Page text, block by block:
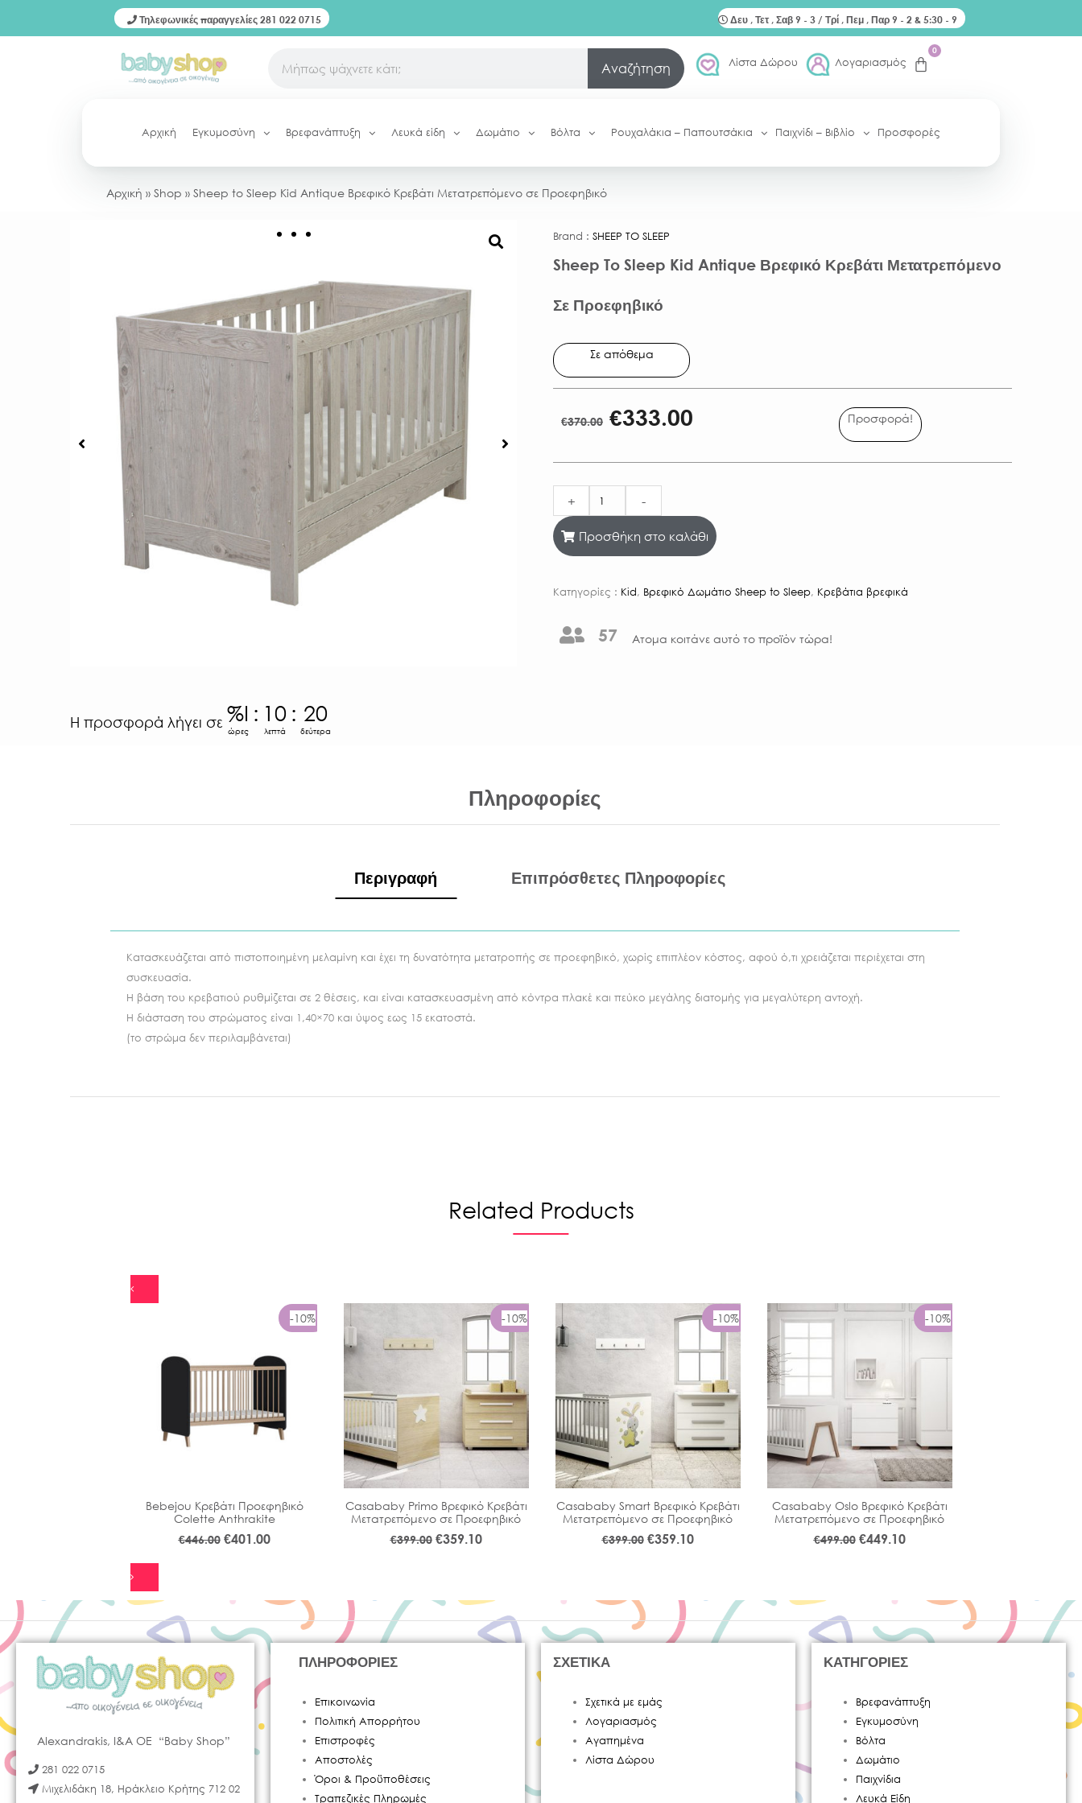
Τηλεφωνικές παραγγελίες 281 022 0715 Δευ , Τετ , Σαβ 9 - 3 / Τρί , Πεμ , Παρ 9 - 2 & 5:30 - 9
Αναζήτηση Λίστα Δώρου Λογαριασμός
0
Αρχική Εγκυμοσύνη Βρεφανάπτυξη Λευκά είδη Δωμάτιο Βόλτα Ρουχαλάκια – Παπουτσάκια Παιχνίδι – Βιβλίο Προσφορές
Αρχική » Shop » Sheep to Sleep Kid Antique Βρεφικό Κρεβάτι Μετατρεπόμενο σε Προεφηβικό
Η προσφορά λήγει σε %I
ώρες
: 10
λεπτά
: 19
δεύτερα
Brand : SHEEP TO SLEEP
Sheep To Sleep Kid Antique Βρεφικό Κρεβάτι Μετατρεπόμενο
Σε Προεφηβικό
Σε απόθεμα
€370.00 €333.00 Προσφορά!
+ -
Προσθήκη στο καλάθι
Κατηγορίες : Kid, Βρεφικό Δωμάτιο Sheep to Sleep, Κρεβάτια βρεφικά
57 Aτομα κοιτάνε αυτό το προϊόν τώρα!
Πληροφορίες
Περιγραφή Επιπρόσθετες Πληροφορίες
Κατασκευάζεται από πιστοποιημένη μελαμίνη και έχει τη δυνατότητα μετατροπής σε προεφηβικό, χωρίς επιπλέον κόστος, αφού ό,τι χρειάζεται περιέχεται στη
συσκευασία.
Η βάση του κρεβατιού ρυθμίζεται σε 2 θέσεις, και είναι κατασκευασμένη από κόντρα πλακέ και πεύκο μεγάλης διατομής για μεγαλύτερη αντοχή.
Η διάσταση του στρώματος είναι 1,40×70 και ύψος εως 15 εκατοστά.
(το στρώμα δεν περιλαμβάνεται)
Related Products
-10%
Bebejou Κρεβάτι Προεφηβικό
Colette Anthrakite
€446.00 €401.00
-10%
Casababy Primo Βρεφικό Κρεβάτι
Μετατρεπόμενο σε Προεφηβικό
€399.00 €359.10
-10%
Casababy Smart Βρεφικό Κρεβάτι
Μετατρεπόμενο σε Προεφηβικό
€399.00 €359.10
-10%
Casababy Oslo Βρεφικό Κρεβάτι
Μετατρεπόμενο σε Προεφηβικό
€499.00 €449.10
Alexandrakis, I&A OE “Baby Shop”
281 022 0715
Μιχελιδάκη 18, Ηράκλειο Κρήτης 712 02
ΠΛΗΡΟΦΟΡΙΕΣ
Επικοινωνία
Πολιτική Απορρήτου
Επιστροφές
Αποστολές
Όροι & Προϋποθέσεις
Τραπεζικές Πληρωμές
ΣΧΕΤΙΚΑ
Σχετικά με εμάς
Λογαριασμός
Αγαπημένα
Λίστα Δώρου
ΚΑΤΗΓΟΡΙΕΣ
Βρεφανάπτυξη
Εγκυμοσύνη
Βόλτα
Δωμάτιο
Παιχνίδια
Λευκά Είδη